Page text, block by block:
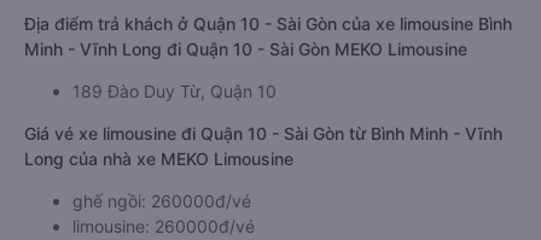
Địa điểm trả khách ở Quận 10 - Sài Gòn của xe limousine Bình
Minh - Vĩnh Long đi Quận 10 - Sài Gòn MEKO Limousine
189 Đào Duy Từ, Quận 10
Giá vé xe limousine đi Quận 10 - Sài Gòn từ Bình Minh - Vĩnh
Long của nhà xe MEKO Limousine
ghế ngồi: 260000đ/vé
limousine: 260000đ/vé